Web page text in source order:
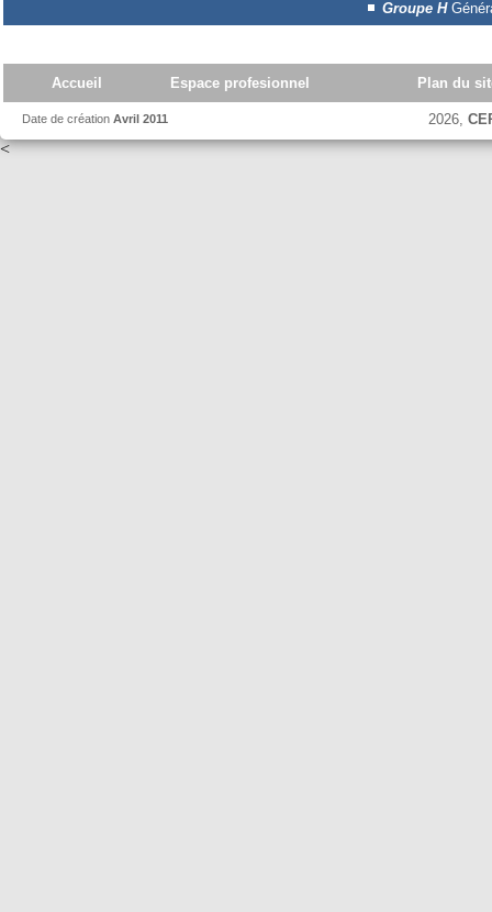
Groupe H
Accueil Espace profesionnel Plan du
Date de création Avril 2011 2026,
<